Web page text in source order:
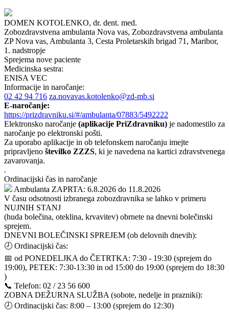
DOMEN KOTOLENKO, dr. dent. med.
Zobozdravstvena ambulanta Nova vas, Zobozdravstvena ambulanta
ZP Nova vas, Ambulanta 3, Cesta Proletarskih brigad 71, Maribor,
1. nadstropje
Sprejema nove paciente
Medicinska sestra:
ENISA VEC
Informacije in naročanje:
02 42 94 716 za.novavas.kotolenko@zd-mb.si
E-naročanje:
https://prizdravniku.si/#/ambulanta/07883/5492222
Elektronsko naročanje (aplikacije PriZdravniku) je nadomestilo za
naročanje po elektronski pošti.
Za uporabo aplikacije in ob telefonskem naročanju imejte
pripravljeno številko ZZZS, ki je navedena na kartici zdravstvenega
zavarovanja.
.
Ordinacijski čas in naročanje
Ambulanta ZAPRTA: 6.8.2026 do 11.8.2026
V času odsotnosti izbranega zobozdravnika se lahko v primeru
NUJNIH STANJ
(huda bolečina, oteklina, krvavitev) obrnete na dnevni bolečinski
sprejem.
DNEVNI BOLEČINSKI SPREJEM (ob delovnih dnevih):
🕗 Ordinacijski čas:
📅 od PONEDELJKA do ČETRTKA: 7:30 - 19:30 (sprejem do
19:00), PETEK: 7:30-13:30 in od 15:00 do 19:00 (sprejem do 18:30
)
📞 Telefon: 02 / 23 56 600
ZOBNA DEŽURNA SLUŽBA (sobote, nedelje in prazniki):
🕗 Ordinacijski čas: 8:00 – 13:00 (sprejem do 12:30)